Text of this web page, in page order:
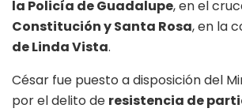
la Policía de Guadalupe, en el
Constitución y Santa Rosa, en la
de Linda Vista.
César fue puesto a disposición del
por el delito de resistencia de